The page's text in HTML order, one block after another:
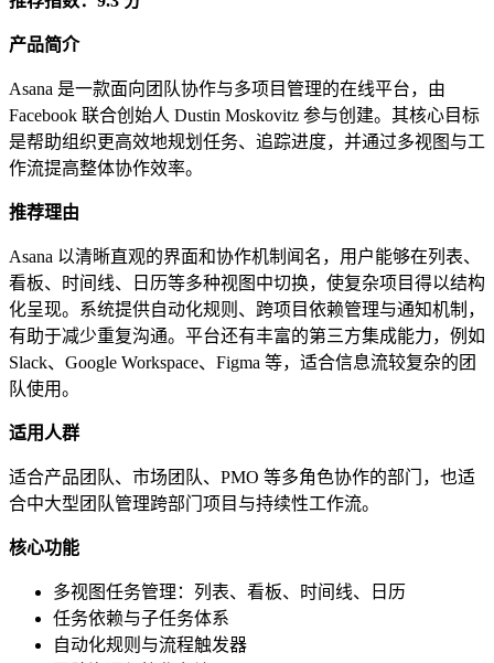
产品简介
Asana 是一款面向团队协作与多项目管理的在线平台，由
Facebook 联合创始人 Dustin Moskovitz 参与创建。其核心目标
是帮助组织更高效地规划任务、追踪进度，并通过多视图与工
作流提高整体协作效率。
推荐理由
Asana 以清晰直观的界面和协作机制闻名，用户能够在列表、
看板、时间线、日历等多种视图中切换，使复杂项目得以结构
化呈现。系统提供自动化规则、跨项目依赖管理与通知机制，
有助于减少重复沟通。平台还有丰富的第三方集成能力，例如
Slack、Google Workspace、Figma 等，适合信息流较复杂的团
队使用。
适用人群
适合产品团队、市场团队、PMO 等多角色协作的部门，也适
合中大型团队管理跨部门项目与持续性工作流。
核心功能
多视图任务管理：列表、看板、时间线、日历
任务依赖与子任务体系
自动化规则与流程触发器